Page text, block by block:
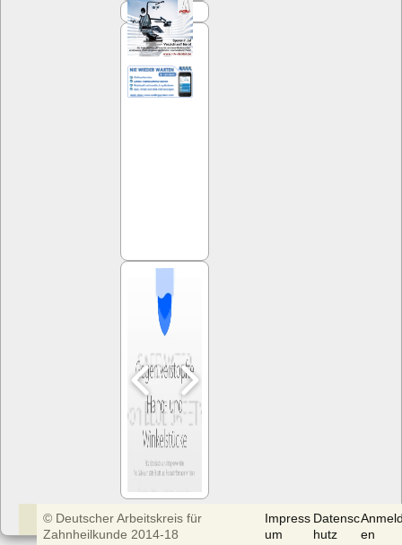
© Deutscher Arbeitskreis für
Zahnheilkunde 2014-18
Impress
um
Datensc
hutz
en